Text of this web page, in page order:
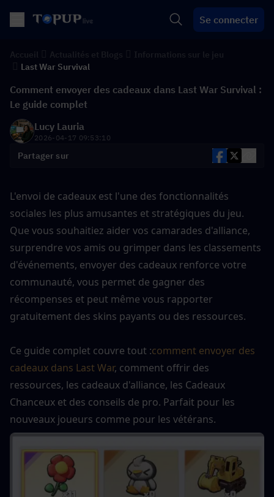
Se connecter
Last War Survival
Comment envoyer des cadeaux dans Last War Survival :
Le guide complet
Lucy Lauria
2026-04-17 09:53:10
Partager sur
L'envoi de cadeaux est l'une des fonctionnalités
sociales les plus amusantes et stratégiques du jeu.
Que vous souhaitiez aider vos camarades d'alliance,
surprendre vos amis ou grimper dans les classements
d'événements, envoyer des cadeaux renforce votre
communauté, vous permet de gagner des
récompenses et peut même vous rapporter
gratuitement des skins payants ou des ressources.
Ce guide complet couvre tout :comment envoyer des
cadeaux dans Last War, comment offrir des
ressources, les cadeaux d'alliance, les Cadeaux
Chanceux et des conseils de pro. Parfait pour les
nouveaux joueurs comme pour les vétérans.